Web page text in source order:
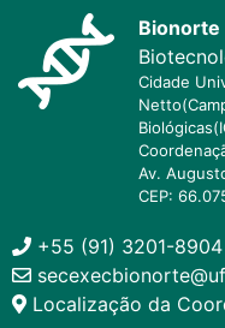
Bionorte
Cidade
Av.
CEP:
+55 (91) 3201-8904
Localização da